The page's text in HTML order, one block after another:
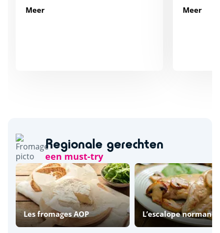
Meer
Meer
Regionale gerechten
een must-try
Les fromages AOP L’escalope